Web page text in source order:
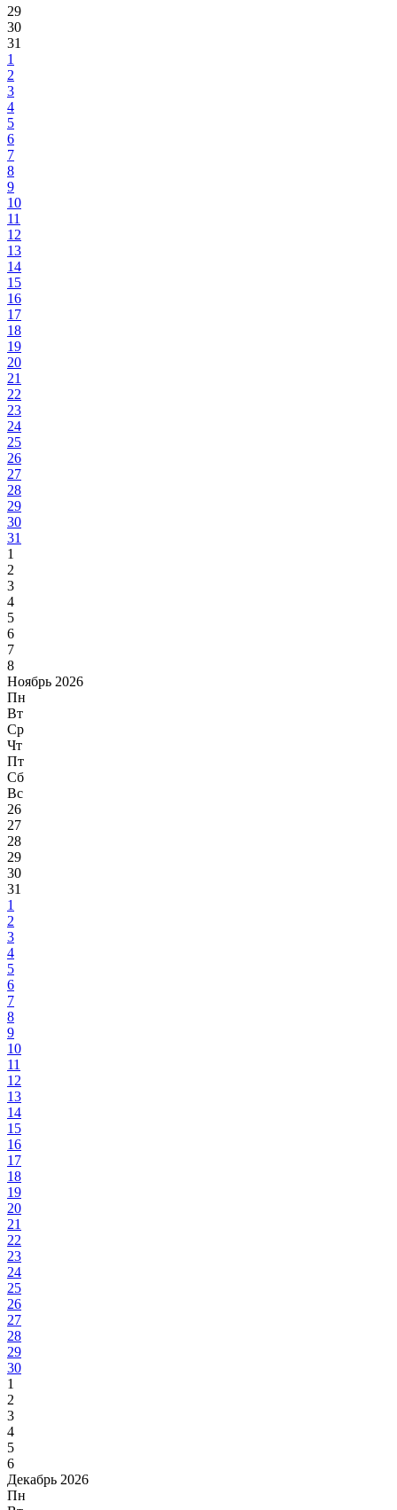
29
30
31
1
2
3
4
5
6
7
8
9
10
11
12
13
14
15
16
17
18
19
20
21
22
23
24
25
26
27
28
29
30
31
1
2
3
4
5
6
7
8
Ноябрь 2026
Пн
Вт
Ср
Чт
Пт
Сб
Вс
26
27
28
29
30
31
1
2
3
4
5
6
7
8
9
10
11
12
13
14
15
16
17
18
19
20
21
22
23
24
25
26
27
28
29
30
1
2
3
4
5
6
Декабрь 2026
Пн